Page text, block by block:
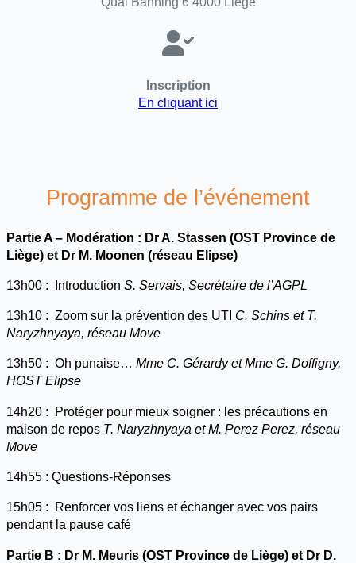
Inscription
En cliquant ici
Programme de l’événement
Partie A – Modération : Dr A. Stassen (OST Province de
Liège) et Dr M. Moonen (réseau Elipse)
13h00 : Introduction S. Servais, Secrétaire de l’AGPL
13h10 : Zoom sur la prévention des UTI C. Schins et T.
Naryzhnyaya, réseau Move
13h50 : Oh punaise… Mme C. Gérardy et Mme G. Doffigny,
HOST Elipse
14h20 : Protéger pour mieux soigner : les précautions en
maison de repos T. Naryzhnyaya et M. Perez Perez, réseau
Move
14h55 : Questions-Réponses
15h05 : Renforcer vos liens et échanger avec vos pairs
pendant la pause café
Partie B : Dr M. Meuris (OST Province de Liège) et Dr D.